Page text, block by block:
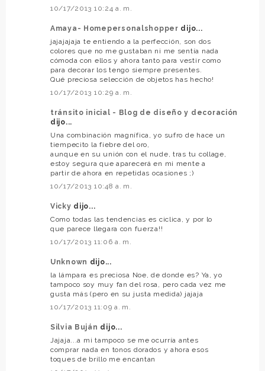
10/17/2013 10:24 a. m.
Amaya- Homepersonalshopper dijo...
jajajajaja te entiendo a la perfección, son dos
colores que no me gustaban ni me sentía nada
cómoda con ellos y ahora tanto para vestir como
para decorar los tengo siempre presentes.
Qué preciosa selección de objetos has hecho!
10/17/2013 10:29 a. m.
tránsito inicial - Blog de diseño y decoración
dijo...
Una combinación magnífica, yo sufro de hace un
tiempecito la fiebre del oro,
aunque en su unión con el nude, tras tu collage,
estoy segura que aparecerá en mi mente a
partir de ahora en repetidas ocasiones ;)
10/17/2013 10:48 a. m.
Vicky dijo...
Como todas las tendencias es ciclica, y por lo
que parece llegara con fuerza!!
10/17/2013 11:06 a. m.
Unknown dijo...
la lámpara es preciosa Noe, de donde es? Ya, yo
tampoco soy muy fan del rosa, pero cada vez me
gusta más (pero en su justa medida) jajaja
10/17/2013 11:09 a. m.
Silvia Buján dijo...
Jajaja...a mi tampoco se me ocurría antes
comprar nada en tonos dorados y ahora esos
toques de brillo me encantan